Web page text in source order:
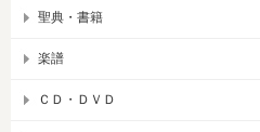
聖典・書籍
楽譜
ＣＤ・ＤＶＤ